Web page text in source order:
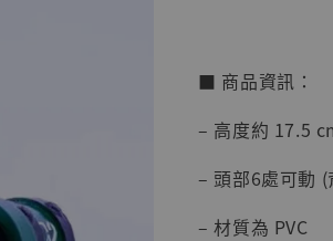
系列
克達
Studio]
■ 商品資訊：
– 高度約 17.5
– 頭部6處可動
– 材質為 PVC